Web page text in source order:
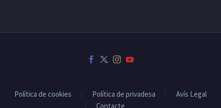
Política de cookies Política de privadesa
Avís Legal
Contacte